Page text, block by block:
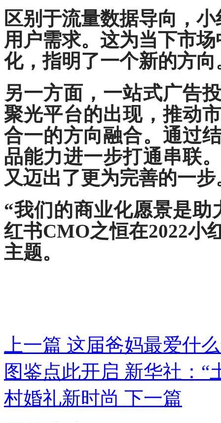
区别于流量数据导向，
用户需求。这为当下市
化，指明了一个新的方向
另一方面，一站式广告
聚光平台的出现，推动
合一的方向融合。通过
品能力进一步打通串联
又迈出了更为完善的一步
“我们的商业化愿景是
红书CMO之恒在2022小
主题。
上一篇 这届爸妈最爱什
图鉴点此开启 新华社：“
村婚礼新时尚 下一篇